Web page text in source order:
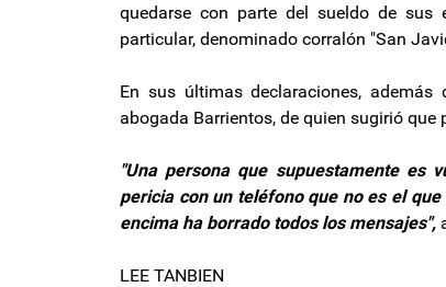
quedarse con parte del sueldo de
particular, denominado corralón "San
En sus últimas declaraciones,
abogada Barrientos, de quien sugirió
"Una persona que supuestamente es
pericia con un teléfono que no es el
encima ha borrado todos los mensajes",
LEE TANBIEN